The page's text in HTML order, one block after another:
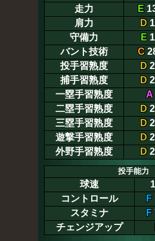
走力
E
肩力
D
守備力
E
バント技術
C
投手習熟度
D
捕手習熟度
D
一塁手習熟度
A
二塁手習熟度
D
三塁手習熟度
D
遊撃手習熟度
D
外野手習熟度
D
投手能力
球速
コントロール
F
スタミナ
F
チェンジアップ